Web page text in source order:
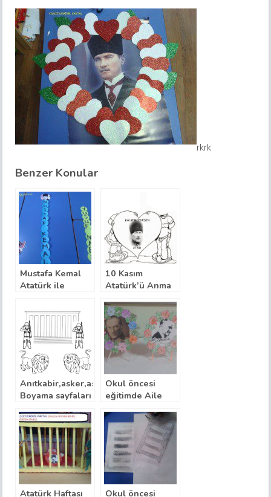
rkrk
Benzer Konular
Mustafa Kemal
Atatürk ile
kıyasladık
10 Kasım
Atatürk’ü Anma
öncesi
etkinlikleri
Anıtkabir,asker,aslan
Boyama sayfaları
resimleri
Okul öncesi
eğitimde Aile
Atatürk çelengi
etkinliği
Atatürk Haftası Okul öncesi